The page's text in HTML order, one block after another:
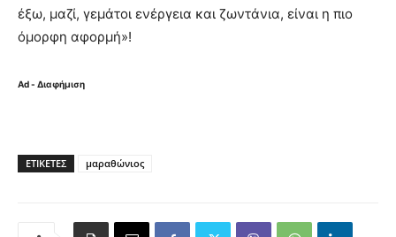
έξω, μαζί, γεμάτοι ενέργεια και ζωντάνια, είναι η πιο
όμορφη αφορμή»!
Ad - Διαφήμιση
ΕΤΙΚΈΤΕΣ μαραθώνιος